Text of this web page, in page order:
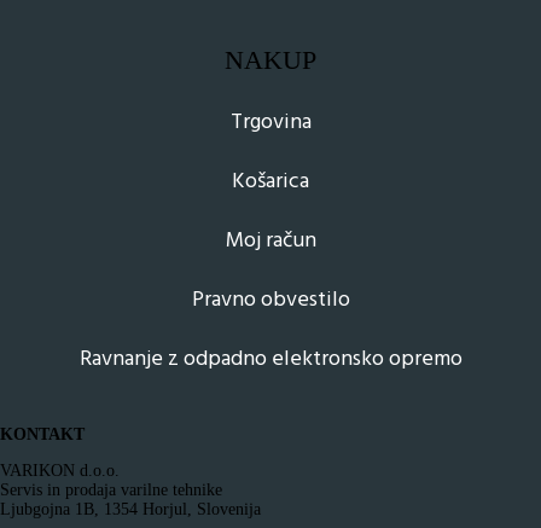
NAKUP
Trgovina
Košarica
Moj račun
Pravno obvestilo
Ravnanje z odpadno elektronsko opremo
KONTAKT
VARIKON d.o.o.
Servis in prodaja varilne tehnike
Ljubgojna 1B, 1354 Horjul, Slovenija